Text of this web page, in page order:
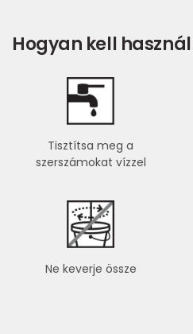
Hogyan kell
Tisztítsa meg a
szerszámokat vízzel
Ne keverje össze